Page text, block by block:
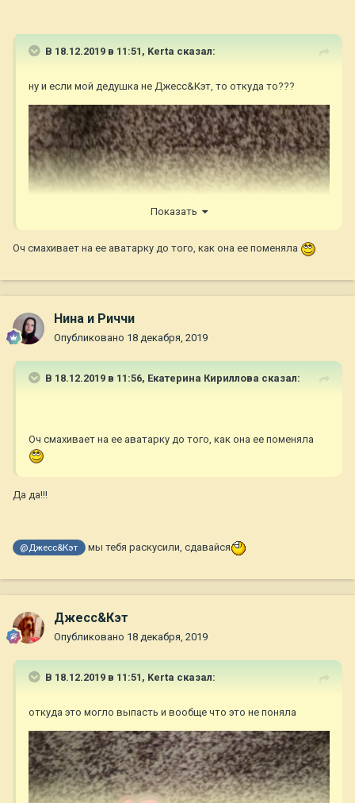
В 18.12.2019 в 11:51, Kerta сказал:
ну и если мой дедушка не Джесс&Кэт, то откуда то???
Показать
Оч смахивает на ее аватарку до того, как она ее поменяла
Нина и Риччи
Опубликовано 18 декабря, 2019
В 18.12.2019 в 11:56, Екатерина Кириллова сказал:
Оч смахивает на ее аватарку до того, как она ее поменяла
Да да!!!
@Джесс&Кэт мы тебя раскусили, сдавайся
Джесс&Кэт
Опубликовано 18 декабря, 2019
В 18.12.2019 в 11:51, Kerta сказал:
откуда это могло выпасть и вообще что это не поняла